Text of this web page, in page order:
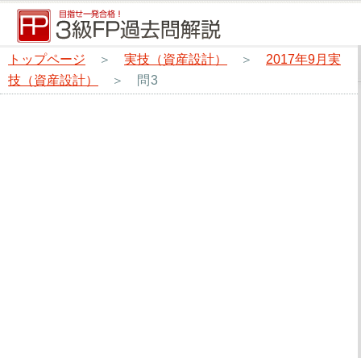
トップページ ＞ 実技（資産設計） ＞ 2017年9月実
技（資産設計）
＞ 問3